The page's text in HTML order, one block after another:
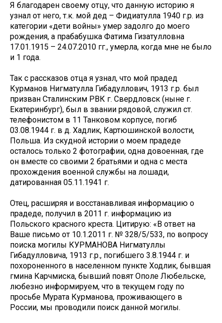
Я благодарен своему отцу, что данную историю я
узнал от него, т.к. мой дед – Фидиатулла 1940 г.р. из
категории «дети войны» умер задолго до моего
рождения, а прабабушка Фатима Гизатулловна
17.01.1915 – 24.07.2010 гг., умерла, когда мне не было
и 1 года.
Так с рассказов отца я узнал, что мой прадед
Курманов Нигматулла Гибадуллович, 1913 г.р. был
призван Сталинским РВК г. Свердловск (ныне г.
Екатеринбург), был в звании рядовой, служил ст.
телефонистом в 11 Танковом корпусе, погиб
03.08.1944 г. в д. Хадлик, Картюшинской волости,
Польша. Из скудной истории о моем прадеде
осталось только 2 фотографии, одна довоенная, где
он вместе со своими 2 братьями и одна с места
прохождения военной службы на лошади,
датированная 05.11.1941 г.
Отец, расширяя и восстанавливая информацию о
прадеде, получил в 2011 г. информацию из
Польского красного креста. Цитирую: «В ответ на
Ваше письмо от 10.1.2011 г. № 328/5/533, по вопросу
поиска могилы КУРМАНОВА Нигматуллы
Гибадулловича, 1913 г.р., погибшего 3.8.1944 г. и
похороненного в населенном пункте Ходлик, бывшая
гмина Карчмиска, бывший повят Ополе Любельске,
любезно информируем, что в текущем году по
просьбе Мурата Курманова, проживающего в
России, мы проводили поиск данной могилы.